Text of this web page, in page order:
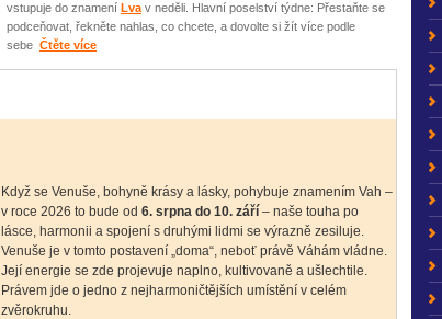
vstupuje do znamení Lva v neděli. Hlavní poselství týdne: Přestaňte se
podceňovat, řekněte nahlas, co chcete, a dovolte si žít více podle
sebe Čtěte více
Když se Venuše, bohyně krásy a lásky, pohybuje znamením Vah –
v roce 2026 to bude od 6. srpna do 10. září – naše touha po
lásce, harmonii a spojení s druhými lidmi se výrazně zesiluje.
Venuše je v tomto postavení „doma“, neboť právě Váhám vládne.
Její energie se zde projevuje naplno, kultivovaně a ušlechtile.
Právem jde o jedno z nejharmoničtějších umístění v celém
zvěrokruhu.